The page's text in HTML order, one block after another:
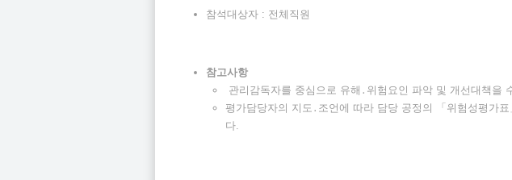
참석대상자 : 전체직원
참고사항
관리감독자를 중심으로 유해․위험요인 파악 및 개선대책을
평가담당자의 지도․조언에 따라 담당 공정의 「위험성평가
다.